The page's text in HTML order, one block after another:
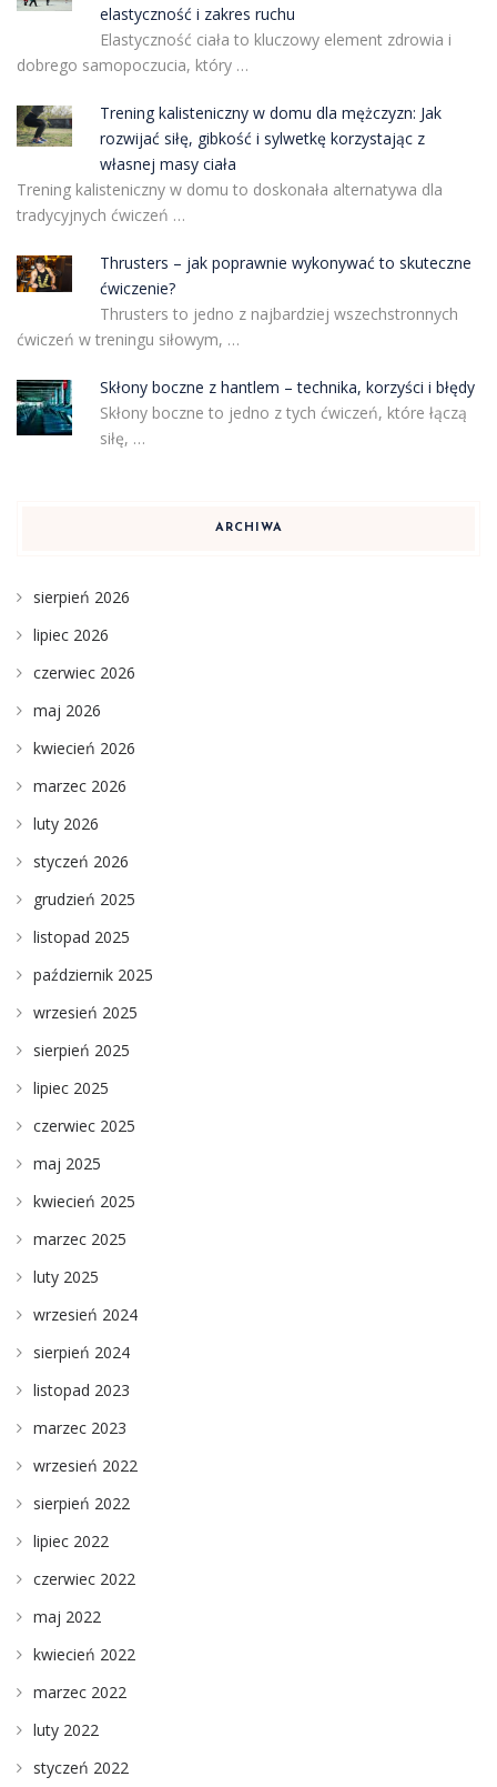
elastyczność i zakres ruchu
Elastyczność ciała to kluczowy element zdrowia i
dobrego samopoczucia, który …
Trening kalisteniczny w domu dla mężczyzn: Jak
rozwijać siłę, gibkość i sylwetkę korzystając z
własnej masy ciała
Trening kalisteniczny w domu to doskonała alternatywa dla
tradycyjnych ćwiczeń …
Thrusters – jak poprawnie wykonywać to skuteczne
ćwiczenie?
Thrusters to jedno z najbardziej wszechstronnych
ćwiczeń w treningu siłowym, …
Skłony boczne z hantlem – technika, korzyści i błędy
Skłony boczne to jedno z tych ćwiczeń, które łączą
siłę, …
ARCHIWA
sierpień 2026
lipiec 2026
czerwiec 2026
maj 2026
kwiecień 2026
marzec 2026
luty 2026
styczeń 2026
grudzień 2025
listopad 2025
październik 2025
wrzesień 2025
sierpień 2025
lipiec 2025
czerwiec 2025
maj 2025
kwiecień 2025
marzec 2025
luty 2025
wrzesień 2024
sierpień 2024
listopad 2023
marzec 2023
wrzesień 2022
sierpień 2022
lipiec 2022
czerwiec 2022
maj 2022
kwiecień 2022
marzec 2022
luty 2022
styczeń 2022